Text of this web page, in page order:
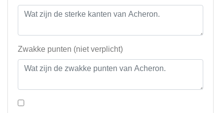
Zwakke punten (niet verplicht)